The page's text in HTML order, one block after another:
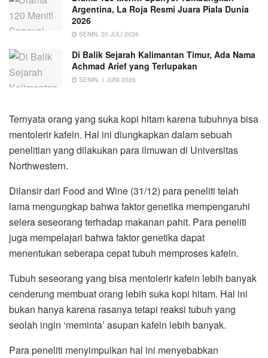
Argentina, La Roja Resmi Juara Piala Dunia
2026
SENIN, 20 JULI 2026
Di Balik Sejarah Kalimantan Timur, Ada Nama
Achmad Arief yang Terlupakan
SENIN, 1 JUNI 2026
Ternyata orang yang suka kopi hitam karena tubuhnya bisa
mentolerir kafein. Hal ini diungkapkan dalam sebuah
penelitian yang dilakukan para ilmuwan di Universitas
Northwestern.
Dilansir dari Food and Wine (31/12) para peneliti telah
lama mengungkap bahwa faktor genetika mempengaruhi
selera seseorang terhadap makanan pahit. Para peneliti
juga mempelajari bahwa faktor genetika dapat
menentukan seberapa cepat tubuh memproses kafein.
Tubuh seseorang yang bisa mentolerir kafein lebih banyak
cenderung membuat orang lebih suka kopi hitam. Hal ini
bukan hanya karena rasanya tetapi reaksi tubuh yang
seolah ingin ‘meminta’ asupan kafein lebih banyak.
Para peneliti menyimpulkan hal ini menyebabkan